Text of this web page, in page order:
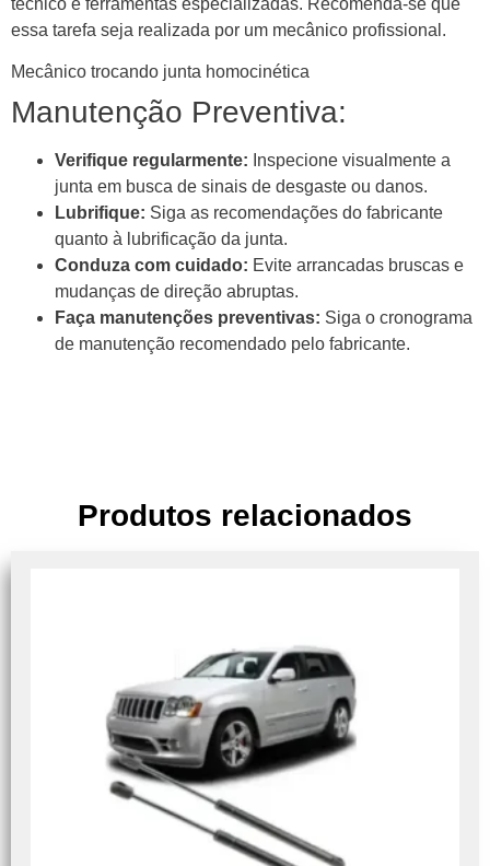
técnico e ferramentas especializadas. Recomenda-se que
essa tarefa seja realizada por um mecânico profissional.
Mecânico trocando junta homocinética
Manutenção Preventiva:
Verifique regularmente: Inspecione visualmente a
junta em busca de sinais de desgaste ou danos.
Lubrifique: Siga as recomendações do fabricante
quanto à lubrificação da junta.
Conduza com cuidado: Evite arrancadas bruscas e
mudanças de direção abruptas.
Faça manutenções preventivas: Siga o cronograma
de manutenção recomendado pelo fabricante.
Produtos relacionados